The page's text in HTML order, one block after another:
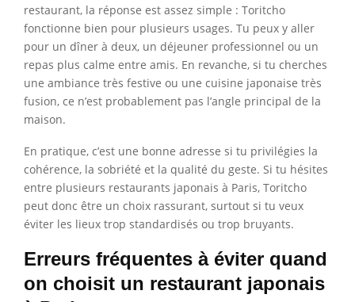
restaurant, la réponse est assez simple : Toritcho
fonctionne bien pour plusieurs usages. Tu peux y aller
pour un dîner à deux, un déjeuner professionnel ou un
repas plus calme entre amis. En revanche, si tu cherches
une ambiance très festive ou une cuisine japonaise très
fusion, ce n’est probablement pas l’angle principal de la
maison.
En pratique, c’est une bonne adresse si tu privilégies la
cohérence, la sobriété et la qualité du geste. Si tu hésites
entre plusieurs restaurants japonais à Paris, Toritcho
peut donc être un choix rassurant, surtout si tu veux
éviter les lieux trop standardisés ou trop bruyants.
Erreurs fréquentes à éviter quand
on choisit un restaurant japonais